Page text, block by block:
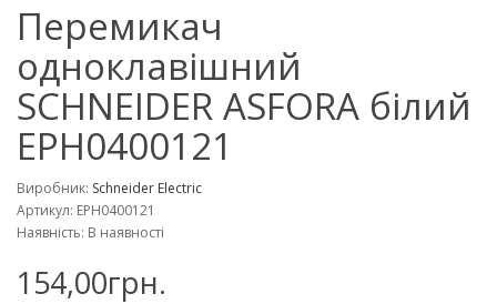
Перемикач
одноклавішний
SCHNEIDER ASFORA білий
EPH0400121
Виробник: Schneider Electric
Артикул: EPH0400121
Наявність: В наявності
154,00грн.